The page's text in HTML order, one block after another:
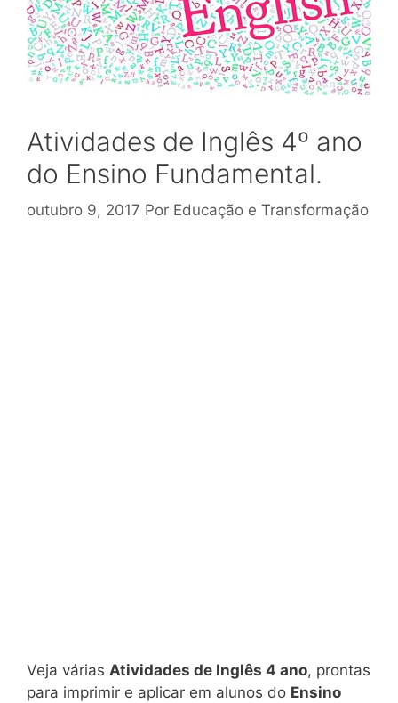
Atividades de Inglês 4º ano
do Ensino Fundamental.
outubro 9, 2017 Por Educação e Transformação
Veja várias Atividades de Inglês 4 ano, prontas
para imprimir e aplicar em alunos do Ensino